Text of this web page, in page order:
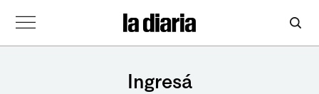
Ingresá